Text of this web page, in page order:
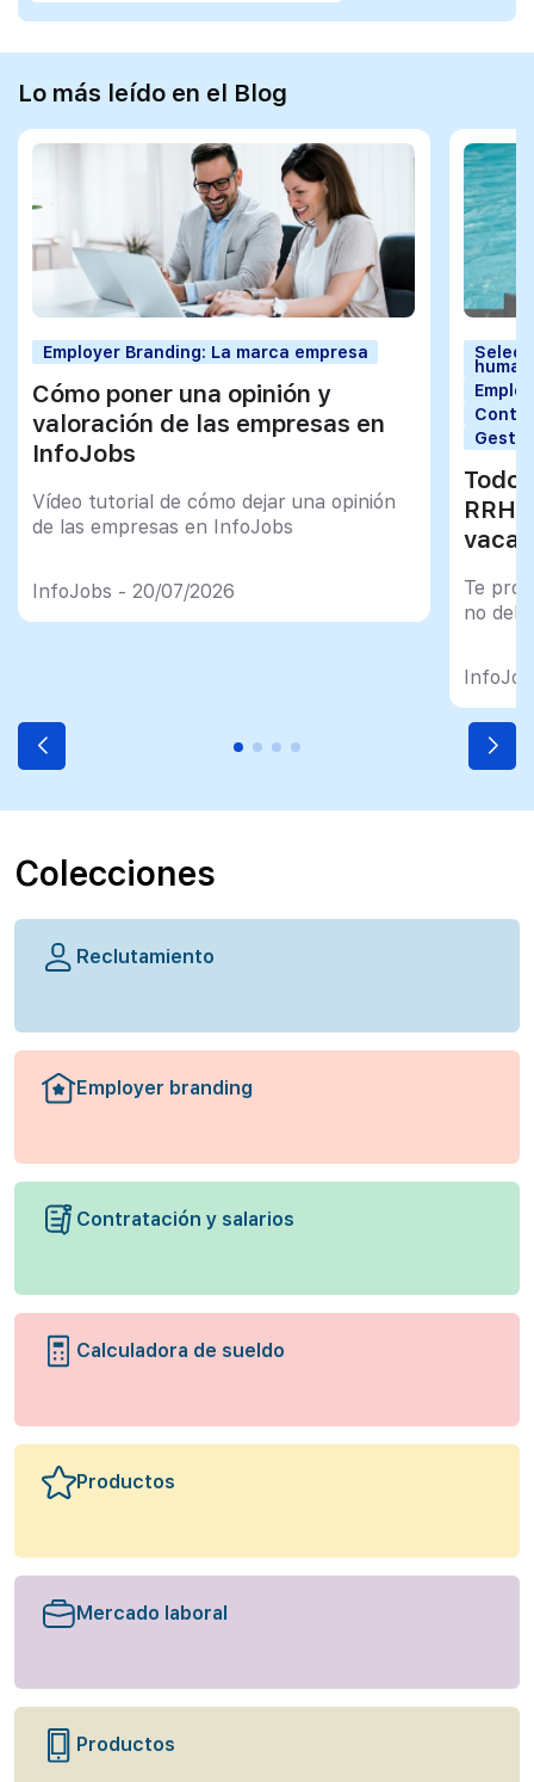
Lo más leído en el Blog
Employer Branding: La marca empresa
Cómo poner una opinión y
valoración de las empresas en
InfoJobs
Vídeo tutorial de cómo dejar una opinión
de las empresas en InfoJobs
InfoJobs - 20/07/2026
Todo
Te
no
Colecciones
Reclutamiento
Employer branding
Contratación y salarios
Calculadora de sueldo
Productos
Mercado laboral
Productos